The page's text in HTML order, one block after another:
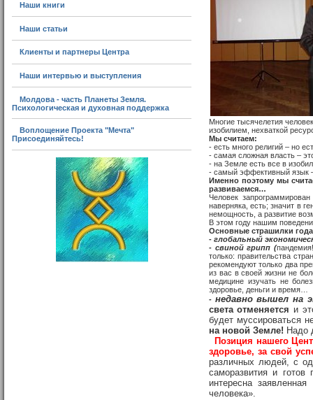
Наши книги
Наши статьи
Клиенты и партнеры Центра
Наши интервью и выступления
Молдова - часть Планеты Земля.
Психологическая и духовная поддержка
Воплощение Проекта "Мечта"
Присоединяйтесь!
Многие тысячелетия
изобилием, нехваткой
Мы считаем:
- есть много религий – но
- самая сложная власть –
- на Земле есть все в
- самый эффективный язык
Именно поэтому мы
развиваемся…
Человек
наверняка, есть; значит в
немощность, а развитие
В этом году нашим
Основные страшилки
- глобальный
- свиной грипп (
только: правительства
рекомендуют только два
из вас в своей жизни не
медицине изучать не
здоровье, деньги и время…
- недавно вышел на
света отменяется и
будет муссироваться
на новой Земле! Надо
Позиция нашего
здоровье, за свой
различных людей, с
саморазвития и
интересна
человека».